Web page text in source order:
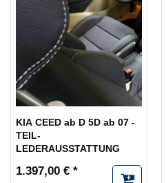
KIA CEED ab D 5D ab 07 -
TEIL-
LEDERAUSSTATTUNG
1.397,00 € *